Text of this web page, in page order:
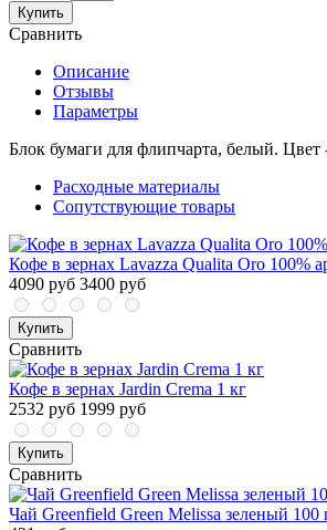
Купить
Сравнить
Описание
Отзывы
Параметры
Блок бумаги для флипчарта, белый. Цвет
Расходные материалы
Сопутствующие товары
Кофе в зернах Lavazza Qualita Oro 100%
4090 руб 3400 руб
Купить
Сравнить
Кофе в зернах Jardin Crema 1 кг
2532 руб 1999 руб
Купить
Сравнить
Чай Greenfield Green Melissa зеленый 100